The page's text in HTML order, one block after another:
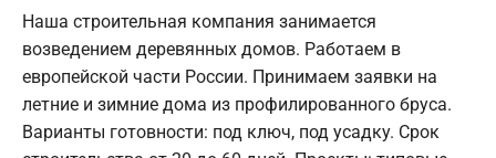
Наша строительная компания занимается
возведением деревянных домов. Работаем в
европейской части России. Принимаем заявки на
летние и зимние дома из профилированного бруса.
Варианты готовности: под ключ, под усадку. Срок